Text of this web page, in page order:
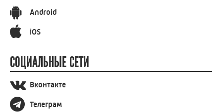
Android
iOS
СОЦИАЛЬНЫЕ СЕТИ
Вконтакте
Телеграм